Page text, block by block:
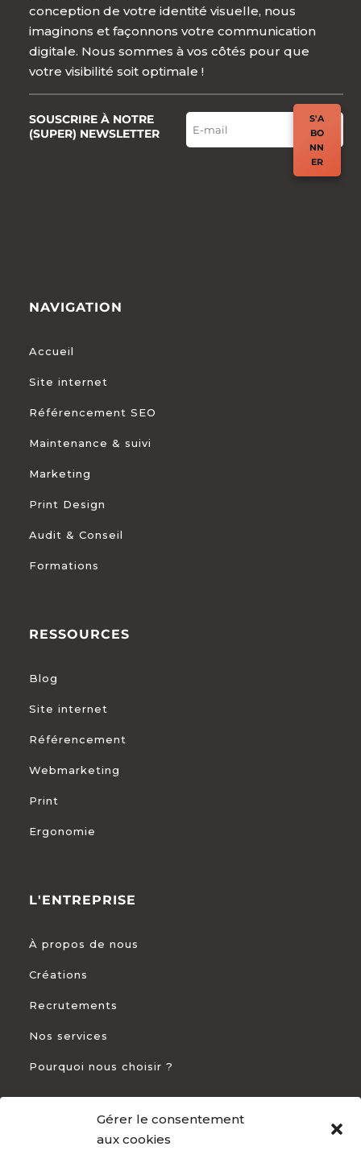
Gérer le consentement
aux cookies
conception de votre identité visuelle, nous
imaginons et façonnons votre communication
digitale. Nous sommes à vos côtés pour que
votre visibilité soit optimale !
SOUSCRIRE À NOTRE
(SUPER) NEWSLETTER
S'A
BO
NN
ER
NAVIGATION
Accueil
Site internet
Référencement SEO
Maintenance & suivi
Marketing
Print Design
Audit & Conseil
Formations
RESSOURCES
Blog
Site internet
Référencement
Webmarketing
Print
Ergonomie
L'ENTREPRISE
À propos de nous
Créations
Recrutements
Nos services
Pourquoi nous choisir ?
CONTACT